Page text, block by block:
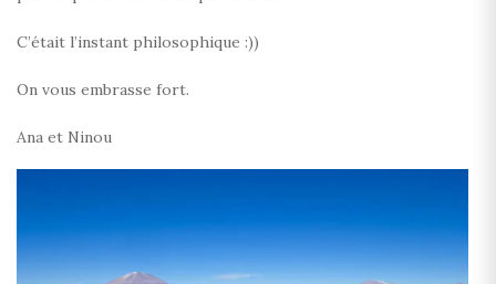
C’était l’instant philosophique :))
On vous embrasse fort.
Ana et Ninou